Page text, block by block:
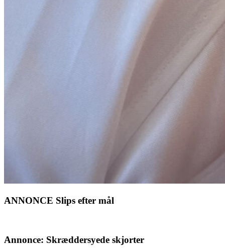
ANNONCE Slips efter mål
Annonce: Skræddersyede skjorter